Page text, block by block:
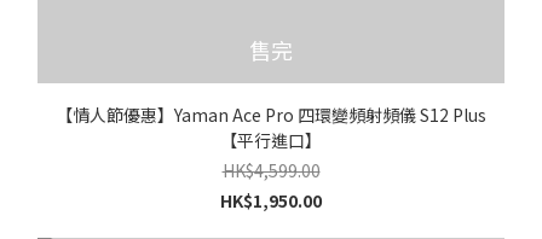
售完
【情人節優惠】Yaman Ace Pro 四環變頻射頻儀 S12 Plus
【平行進口】
HK$4,599.00
HK$1,950.00